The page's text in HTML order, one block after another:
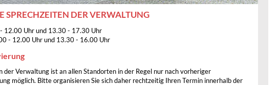
SPRECHZEITEN DER VERWALTUNG
12.00 Uhr und 13.30 - 17.30 Uhr
- 12.00 Uhr und 13.30 - 16.00 Uhr
der Verwaltung ist an allen Standorten in der Regel nur nach vorheriger
möglich. Bitte organisieren Sie sich daher rechtzeitig Ihren Termin innerhalb der